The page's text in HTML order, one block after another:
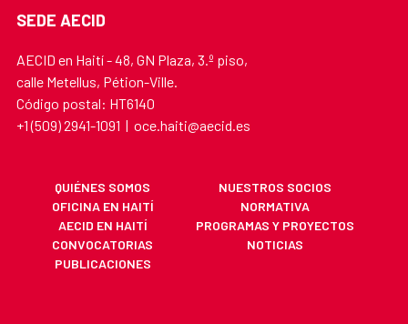
SEDE AECID
AECID en Haití - 48, GN Plaza, 3.º piso,
calle Metellus, Pétion-Ville.
Código postal: HT6140
+1 (509) 2941-1091 | oce.haiti@aecid.es
QUIÉNES SOMOS
NUESTROS SOCIOS
OFICINA EN HAITÍ
NORMATIVA
AECID EN HAITÍ
PROGRAMAS Y PROYECTOS
CONVOCATORIAS
NOTICIAS
PUBLICACIONES